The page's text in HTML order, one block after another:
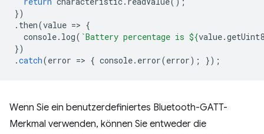
})
. then(value => {
console. log( `Battery percentage is ${value.getUint8
})
.catch(error => { console. error(error); });
Wenn Sie ein benutzerdefiniertes Bluetooth-GATT-
Merkmal verwenden, können Sie entweder die